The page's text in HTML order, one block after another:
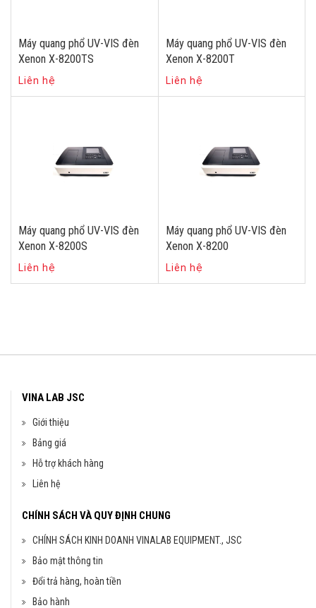
Máy quang phổ UV-VIS đèn
Xenon X-8200TS
Liên hệ
Máy quang phổ UV-VIS đèn
Xenon X-8200T
Liên hệ
Máy quang phổ UV-VIS đèn
Xenon X-8200S
Liên hệ
Máy quang phổ UV-VIS đèn
Xenon X-8200
Liên hệ
VINA LAB JSC
Giới thiệu
Bảng giá
Hỗ trợ khách hàng
Liên hệ
CHÍNH SÁCH VÀ QUY ĐỊNH CHUNG
CHÍNH SÁCH KINH DOANH VINALAB EQUIPMENT., JSC
Bảo mật thông tin
Đổi trả hàng, hoàn tiền
Bảo hành